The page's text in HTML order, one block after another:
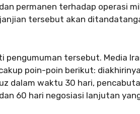
permanen terhadap operasi
tersebut akan
pengumuman tersebut. Media
poin-poin berikut:
dalam waktu 30 hari,
60 hari negosiasi lanjutan